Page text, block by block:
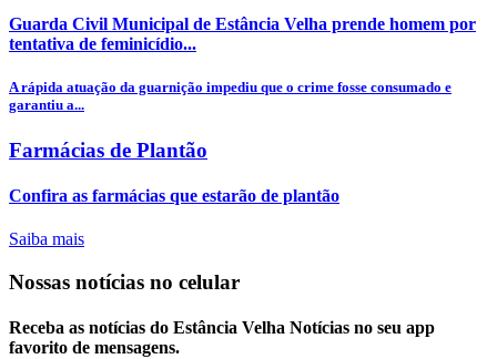
Guarda Civil Municipal de Estância Velha prende homem por
tentativa de feminicídio...
A rápida atuação da guarnição impediu que o crime fosse consumado e
garantiu a...
Farmácias de Plantão
Confira as farmácias que estarão de plantão
Saiba mais
Nossas notícias no celular
Receba as notícias do Estância Velha Notícias no seu app
favorito de mensagens.